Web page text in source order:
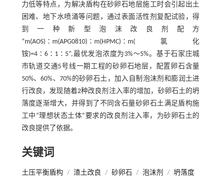
力低等特点，为解决盾构在砂卵石地层施工时会引起出土
困难、地下水喷涌等问题，通过表面活性剂复配试验，得
到一种新型泡沫改良剂配方
“m(AOS)∶m(APG0810)∶m(HPMC)∶m(氯化
铵)=4∶6∶1∶5”,最优发泡浓度为3%～5%。基于石家庄城
市轨道交通5号线一期工程的砂卵石地层，配置卵石含量
50%、60%、70%的砂卵石土，加入自制泡沫剂和膨润土进
行改良，发现随着2种改良剂注入率的增加，砂卵石土的坍
落度逐渐增大，并得到了不同含石量砂卵石土满足盾构施
工中“理想状态土体”要求的改良剂注入率，为砂卵石土的
改良提供了依据。
关键词
土压平衡盾构 / 渣土改良 / 砂卵石 / 泡沫剂 / 坍落度